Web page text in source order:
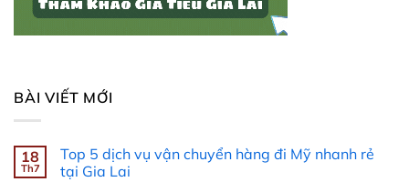
BÀI VIẾT MỚI
18
Th7
Top 5 dịch vụ vận chuyển hàng đi Mỹ nhanh rẻ
tại Gia Lai